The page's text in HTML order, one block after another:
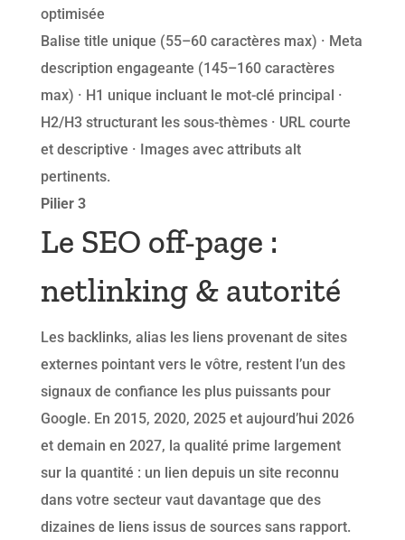
optimisée
Balise title unique (55–60 caractères max) · Meta
description engageante (145–160 caractères
max) · H1 unique incluant le mot-clé principal ·
H2/H3 structurant les sous-thèmes · URL courte
et descriptive · Images avec attributs alt
pertinents.
Pilier 3
Le SEO off-page :
netlinking & autorité
Les backlinks, alias les liens provenant de sites
externes pointant vers le vôtre, restent l’un des
signaux de confiance les plus puissants pour
Google. En 2015, 2020, 2025 et aujourd’hui 2026
et demain en 2027, la qualité prime largement
sur la quantité : un lien depuis un site reconnu
dans votre secteur vaut davantage que des
dizaines de liens issus de sources sans rapport.